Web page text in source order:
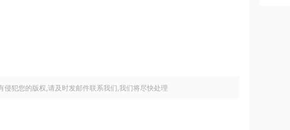
犯您的版权,请及时发邮件联系我们,我们将尽快处理